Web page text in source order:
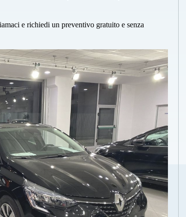
e richiedi un preventivo gratuito e senza